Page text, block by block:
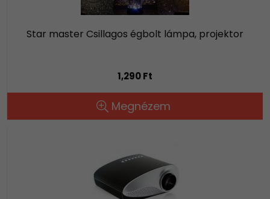
Star master Csillagos égbolt lámpa, projektor
1,290 Ft
Megnézem